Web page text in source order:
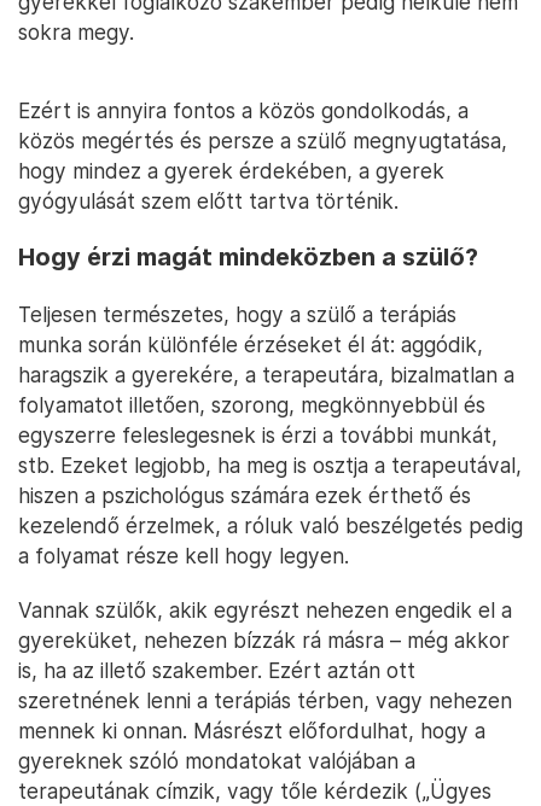
sokra megy.
Ezért is annyira fontos a közös gondolkodás, a
közös megértés és persze a szülő megnyugtatása,
hogy mindez a gyerek érdekében, a gyerek
gyógyulását szem előtt tartva történik.
Hogy érzi magát mindeközben a szülő?
Teljesen természetes, hogy a szülő a terápiás
munka során különféle érzéseket él át: aggódik,
haragszik a gyerekére, a terapeutára, bizalmatlan a
folyamatot illetően, szorong, megkönnyebbül és
egyszerre feleslegesnek is érzi a további munkát,
stb. Ezeket legjobb, ha meg is osztja a terapeutával,
hiszen a pszichológus számára ezek érthető és
kezelendő érzelmek, a róluk való beszélgetés pedig
a folyamat része kell hogy legyen.
Vannak szülők, akik egyrészt nehezen engedik el a
gyereküket, nehezen bízzák rá másra – még akkor
is, ha az illető szakember. Ezért aztán ott
szeretnének lenni a terápiás térben, vagy nehezen
mennek ki onnan. Másrészt előfordulhat, hogy a
gyereknek szóló mondatokat valójában a
terapeutának címzik, vagy tőle kérdezik („Ügyes